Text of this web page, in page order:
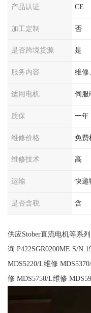
产品认证 CE
加工定制 否
是否跨境货源 是
服务内容 维修
适用电机 伺服
质保 一年
维修价格 免费
维修技术 高
运输 快递
是否含税 含
供应Stober直流电机等系
询 P422SGR0200ME S/
MDS5220/L维修
修 MDS5750/L维修